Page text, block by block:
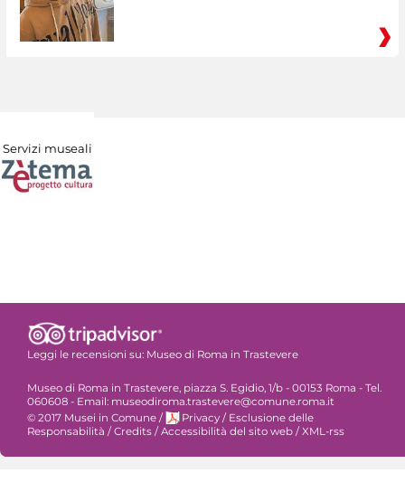
Servizi museali
Leggi le recensioni su: Museo di Roma in Trastevere
Museo di Roma in Trastevere, piazza S. Egidio, 1/b - 00153 Roma - Tel.
060608 - Email: museodiroma.trastevere@comune.roma.it
© 2017 Musei in Comune / Privacy / Esclusione delle
Responsabilità / Credits / Accessibilità del sito web / XML-rss